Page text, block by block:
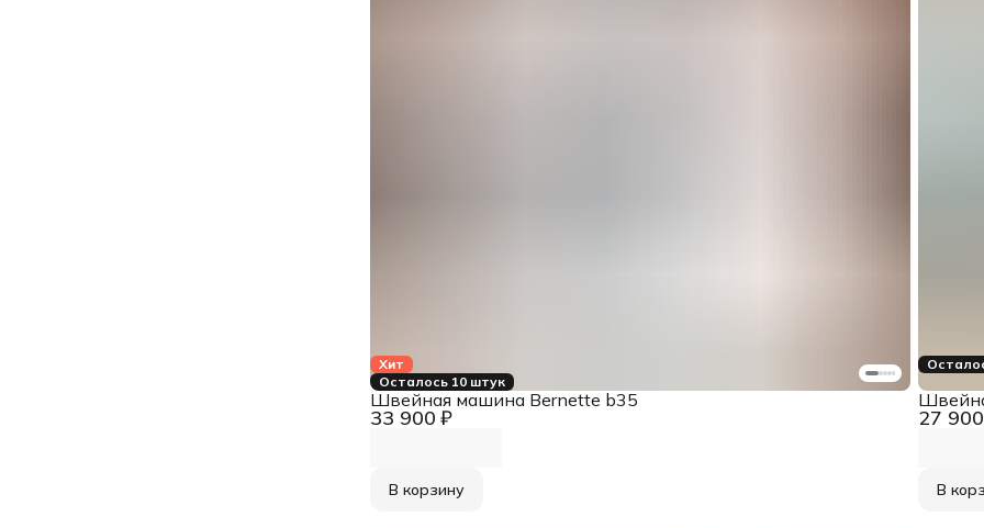
Хит
Осталось 10 штук
33 900 ₽
Швейная машина Bernette b35
В корзину
27
В